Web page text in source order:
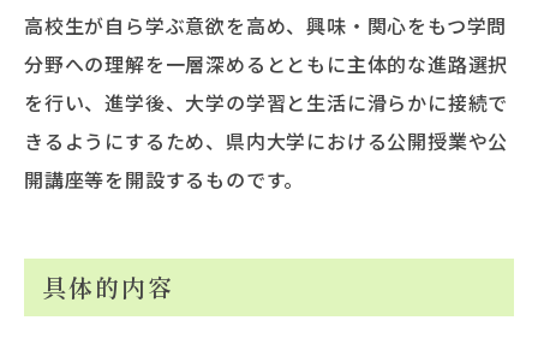
高校生が自ら学ぶ意欲を高め、興味・関心をもつ学問
分野への理解を一層深めるとともに主体的な進路選択
を行い、進学後、大学の学習と生活に滑らかに接続で
きるようにするため、県内大学における公開授業や公
開講座等を開設するものです。
具体的内容